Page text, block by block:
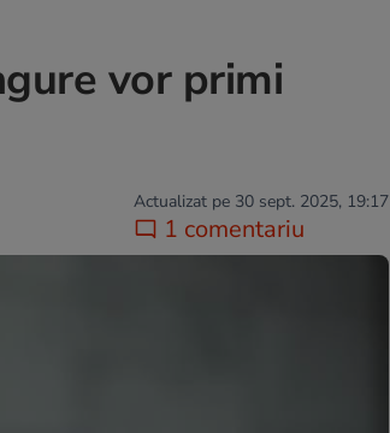
vor primi
Actualizat pe 30 sept. 2025, 19:17
1 comentariu